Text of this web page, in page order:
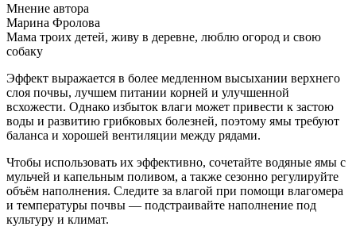
Мнение автора
Марина Фролова
Мама троих детей, живу в деревне, люблю огород и свою
собаку
Эффект выражается в более медленном высыхании верхнего
слоя почвы, лучшем питании корней и улучшенной
всхожести. Однако избыток влаги может привести к застою
воды и развитию грибковых болезней, поэтому ямы требуют
баланса и хорошей вентиляции между рядами.
Чтобы использовать их эффективно, сочетайте водяные ямы с
мульчей и капельным поливом, а также сезонно регулируйте
объём наполнения. Следите за влагой при помощи влагомера
и температуры почвы — подстраивайте наполнение под
культуру и климат.